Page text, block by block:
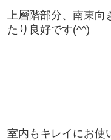
上層階部分、南東
たり良好です(^^)
室内もキレイにお使